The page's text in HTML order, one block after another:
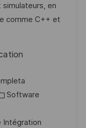
en
comme C++ et
Software
Intégration